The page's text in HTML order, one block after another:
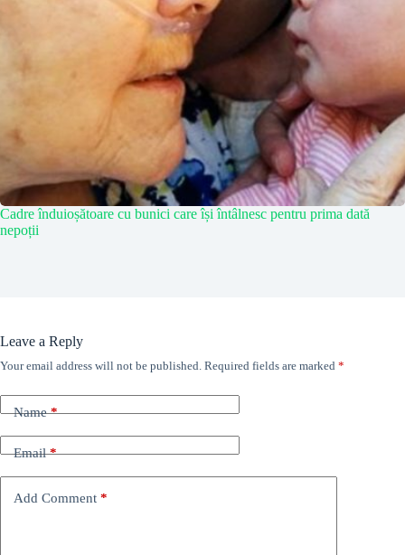
Cadre înduioșătoare cu bunici care își întâlnesc pentru prima dată
nepoții
Leave a Reply
Your email address will not be published. Required fields are marked *
Name*
Email*
Add Comment *